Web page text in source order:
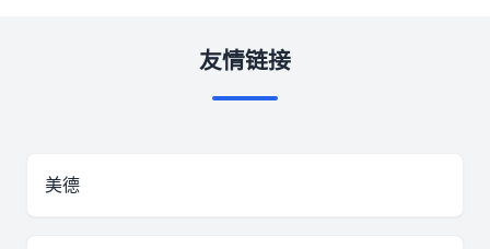
友情链接
美德